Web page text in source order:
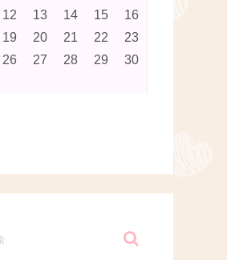
12 13 14 15
16
19 20 21 22
23
26 27 28 29
30